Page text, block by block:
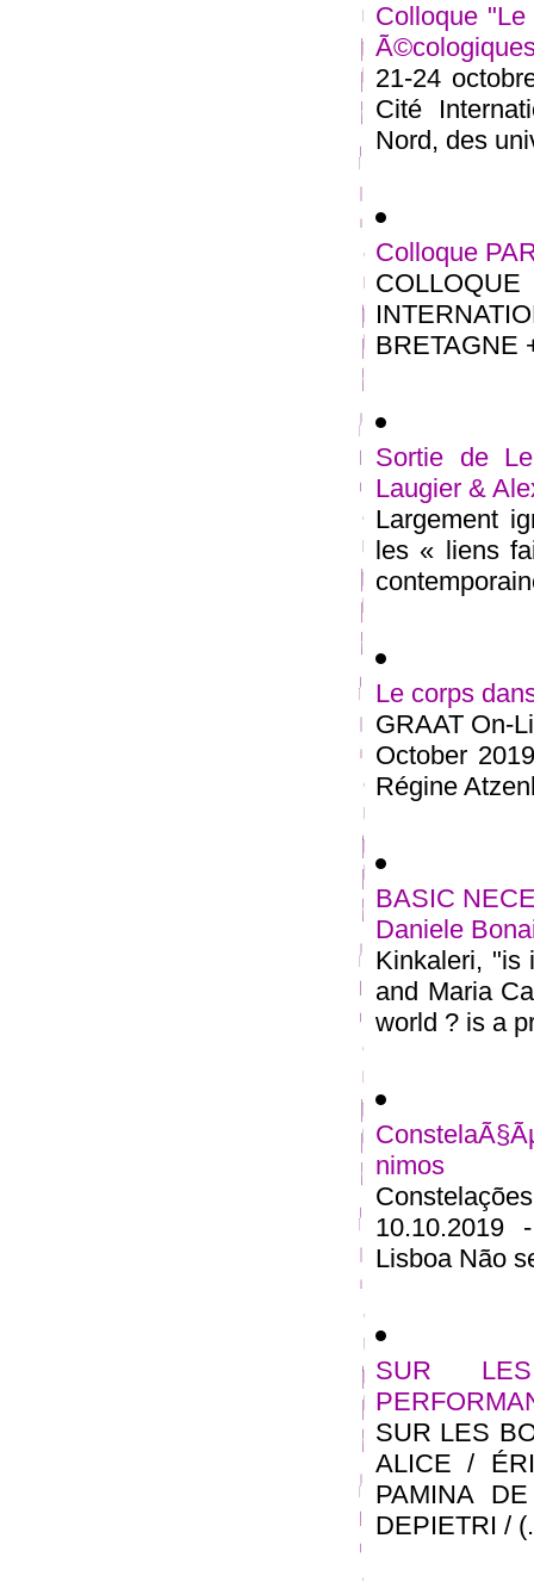
Colloque
21-24
Cité
Nord, des
Colloque
BRETAGNE
Sortie de
Laugier &
Largement
les « liens
Le corps
GRAAT On-
October
Régine
BASIC
Daniele
Kinkaleri, "is
and Maria
world ? is a
nimos
10.10.2019
Lisboa Não
SUR
SUR LES
ALICE /
PAMINA
DEPIETRI /